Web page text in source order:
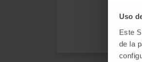
Uso
Este
de la